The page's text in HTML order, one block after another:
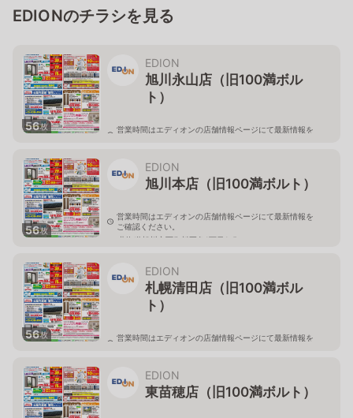
EDIONのチラシを見る
56枚
EDION
旭川永山店（旧100満ボル
ト）
営業時間はエディオンの店舗情報ページにて最新情報を
56枚
EDION
旭川本店（旧100満ボルト）
営業時間はエディオンの店舗情報ページにて最新情報を
ご確認ください。
北海道旭川市西御料五条1丁目1-5
56枚
EDION
札幌清田店（旧100満ボル
ト）
営業時間はエディオンの店舗情報ページにて最新情報を
EDION
東苗穂店（旧100満ボルト）